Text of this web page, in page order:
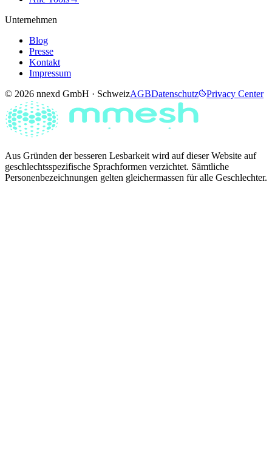
Unternehmen
Blog
Presse
Kontakt
Impressum
© 2026 nnexd GmbH · SchweizAGBDatenschutz Privacy Center
Aus Gründen der besseren Lesbarkeit wird auf dieser Website auf
geschlechtsspezifische Sprachformen verzichtet. Sämtliche
Personenbezeichnungen gelten gleichermassen für alle Geschlechter.